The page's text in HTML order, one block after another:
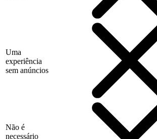
Uma
experiência
sem anúncios
Não é
necessário